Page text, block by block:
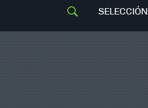
SELECCIÓN